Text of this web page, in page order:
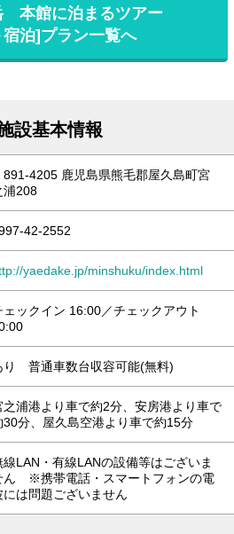
本館に泊まるツアー
宿泊]プラン一覧へ
設基本情報
891-4205 鹿児島県熊毛郡屋久島町宮
浦208
42-2552
yaedake.jp/minshuku/index.html
ェックイン 16:00／チェックアウト
り 普通車数台収容可能(無料)
之浦港より車で約2分、安房港より車で
30分、屋久島空港より車で約15分
線LAN・有線LANの設備等はございま
ん ※携帯電話・スマートフォンの電
には問題ございません